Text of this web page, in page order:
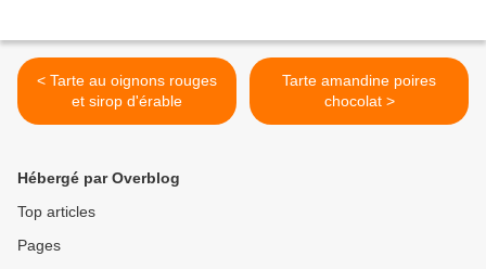
< Tarte au oignons rouges
et sirop d'érable
Tarte amandine poires
chocolat >
Hébergé par Overblog
Top articles
Pages